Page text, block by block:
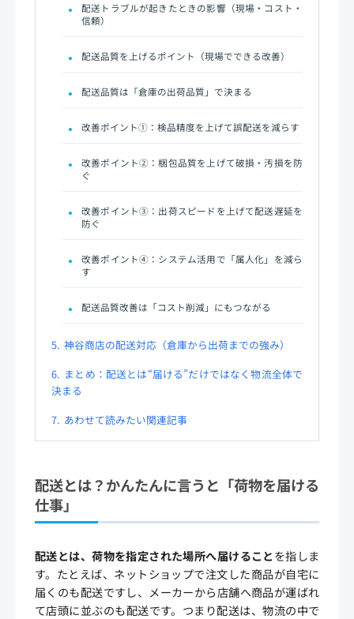
配送トラブルが起きたときの影響（現場・コスト・
信頼）
配送品質を上げるポイント（現場でできる改善）
配送品質は「倉庫の出荷品質」で決まる
改善ポイント①：検品精度を上げて誤配送を減らす
改善ポイント②：梱包品質を上げて破損・汚損を防
ぐ
改善ポイント③：出荷スピードを上げて配送遅延を
防ぐ
改善ポイント④：システム活用で「属人化」を減ら
す
配送品質改善は「コスト削減」にもつながる
5. 神谷商店の配送対応（倉庫から出荷までの強み）
6. まとめ：配送とは“届ける”だけではなく物流全体で
決まる
7. あわせて読みたい関連記事
配送とは？かんたんに言うと「荷物を届ける
仕事」
配送とは、荷物を指定された場所へ届けること を指しま
す。たとえば、ネットショップで注文した商品が自宅に
届くのも配送ですし、メーカーから店舗へ商品が運ばれ
て店頭に並ぶのも配送です。つまり配送は、物流の中で